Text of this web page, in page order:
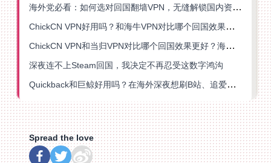
海外党必看：如何选对回国翻墙VPN，无缝解锁国内资源？
ChickCN VPN好用吗？和海牛VPN对比哪个回国效果更好？
ChickCN VPN和当归VPN对比哪个回国效果更好？海外党亲测后选了它
深夜连不上Steam回国，我决定不再忍受这数字鸿沟
Quickback和巨鲸好用吗？在海外深夜想刷B站、追爱奇艺的你，或许正需要这份答案
Spread the love